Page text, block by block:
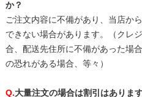
か？
ご注文内容に不備があり、当店か
できない場合があります。（クレ
合、配送先住所に不備があった場
の恐れがある場合、等々）
Q.大量注文の場合は割引はありま